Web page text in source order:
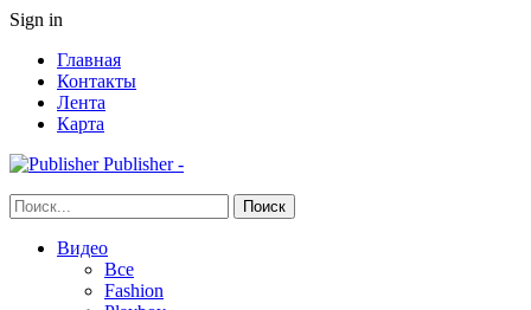
Sign in
Главная
Контакты
Лента
Карта
Publisher -
Видео
Все
Fashion